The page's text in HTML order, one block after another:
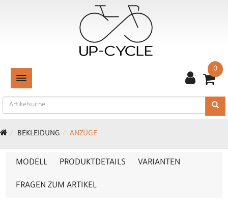
TOGGLE NAVIGATION
0
BEKLEIDUNG ANZÜGE
MODELL PRODUKTDETAILS VARIANTEN
FRAGEN ZUM ARTIKEL